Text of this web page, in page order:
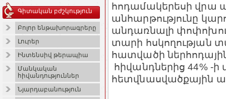
Գիտական բժշկություն
Բոլոր ենթախորագրերը
Լուրեր
Ինտենսիվ թերապիա
Մանկական
հիվանդություններ
Նյարդաբանություն
հոդամակերեսի վրա
անհարթությունը
անդառնալի
տարի հսկողության
հատվածի
հիվանդներից 44% -
հետվնասվածքային